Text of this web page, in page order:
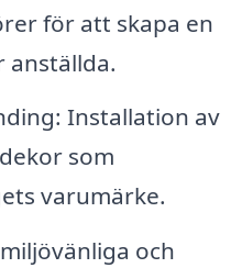
för att skapa en
anställda.
Installation av
som
varumärke.
och